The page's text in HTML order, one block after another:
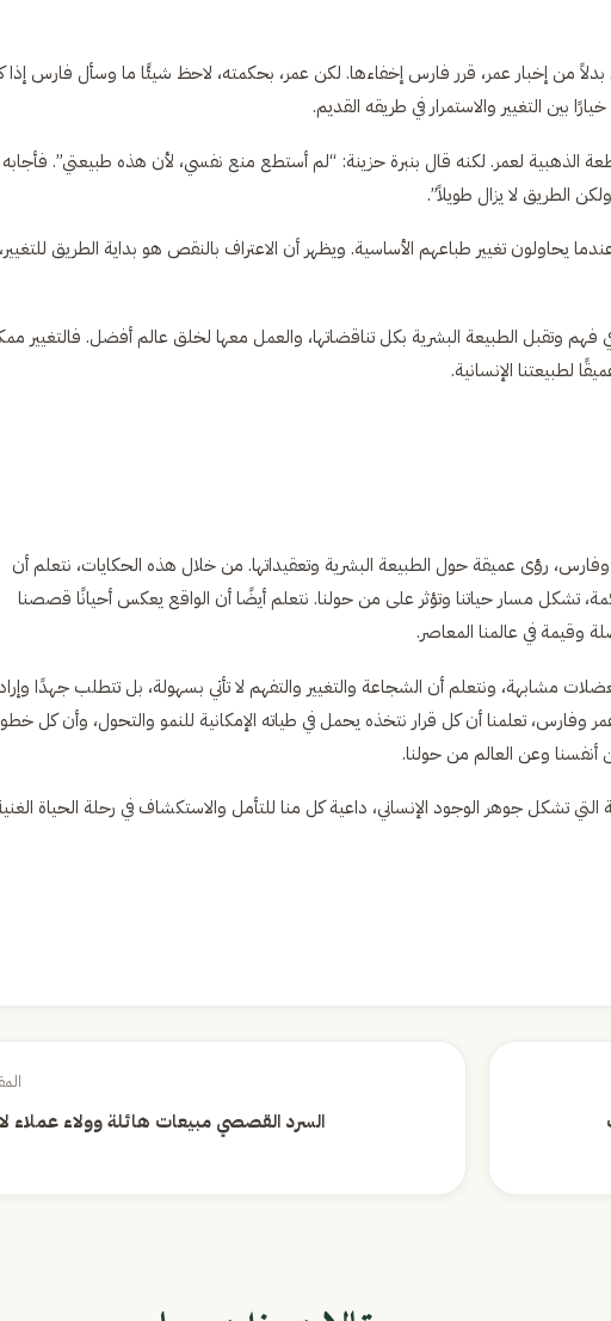
من إخبار عمر، قرر فارس إخفاءها. لكن عمر، بحكمته، لاحظ شيئًا ما وسأل فارس إذا
بين التغيير والاستمرار في طريقه القديم.
لعمر. لكنه قال بنبرة حزينة: “لم أستطع منع نفسي، لأن هذه طبيعتي”.
الطريق لا يزال طويلاً”.
يحاولون تغيير طباعهم الأساسية. ويظهر أن الاعتراف بالنقص هو بداية الطريق للتغيير،
وتقبل الطبيعة البشرية بكل تناقضاتها، والعمل معها لخلق عالم أفضل. فالتغيير
لطبيعتنا الإنسانية.
رؤى عميقة حول الطبيعة البشرية وتعقيداتها. من خلال هذه الحكايات، نتعلم أن
تشكل مسار حياتنا وتؤثر على من حولنا. نتعلم أيضًا أن الواقع يعكس أحيانًا قصصنا
وقيمة في عالمنا المعاصر.
ونتعلم أن الشجاعة والتغيير والتفهم لا تأتي بسهولة، بل تتطلب جهدًا
تعلمنا أن كل قرار نتخذه يحمل في طياته الإمكانية للنمو والتحول، وأن كل
وعن العالم من حولنا.
تشكل جوهر الوجود الإنساني، داعية كل منا للتأمل والاستكشاف في رحلة الحياة
السرد القصصي مبيعات هائلة وولاء عملاء